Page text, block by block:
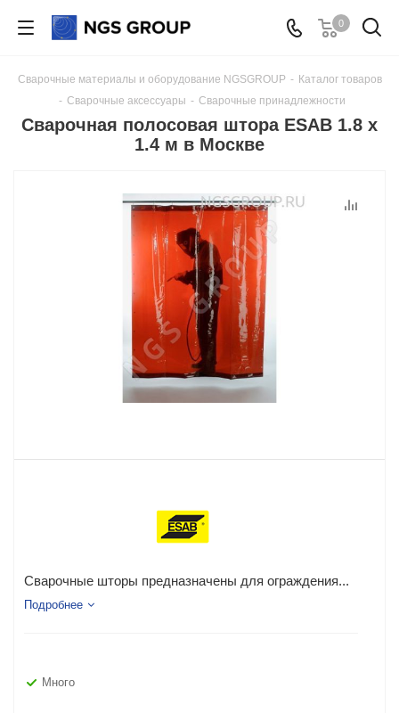
0
Сварочные материалы и оборудование NGSGROUP - Каталог товаров
- Сварочные аксессуары - Сварочные принадлежности
Сварочная полосовая штора ESAB 1.8 x
1.4 м в Москве
Сварочные шторы предназначены для ограждения...
Подробнее
Много